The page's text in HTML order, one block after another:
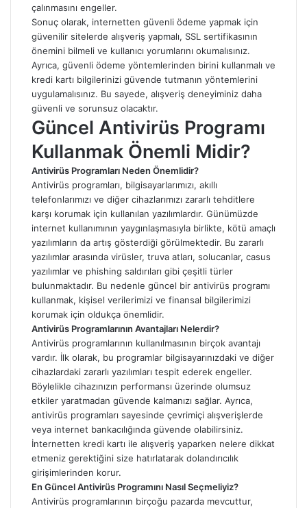
çalınmasını engeller.
Sonuç olarak, internetten güvenli ödeme yapmak için
güvenilir sitelerde alışveriş yapmalı, SSL sertifikasının
önemini bilmeli ve kullanıcı yorumlarını okumalısınız.
Ayrıca, güvenli ödeme yöntemlerinden birini kullanmalı ve
kredi kartı bilgilerinizi güvende tutmanın yöntemlerini
uygulamalısınız. Bu sayede, alışveriş deneyiminiz daha
güvenli ve sorunsuz olacaktır.
Güncel Antivirüs Programı
Kullanmak Önemli Midir?
Antivirüs Programları Neden Önemlidir?
Antivirüs programları, bilgisayarlarımızı, akıllı
telefonlarımızı ve diğer cihazlarımızı zararlı tehditlere
karşı korumak için kullanılan yazılımlardır. Günümüzde
internet kullanımının yaygınlaşmasıyla birlikte, kötü amaçlı
yazılımların da artış gösterdiği görülmektedir. Bu zararlı
yazılımlar arasında virüsler, truva atları, solucanlar, casus
yazılımlar ve phishing saldırıları gibi çeşitli türler
bulunmaktadır. Bu nedenle güncel bir antivirüs programı
kullanmak, kişisel verilerimizi ve finansal bilgilerimizi
korumak için oldukça önemlidir.
Antivirüs Programlarının Avantajları Nelerdir?
Antivirüs programlarının kullanılmasının birçok avantajı
vardır. İlk olarak, bu programlar bilgisayarınızdaki ve diğer
cihazlardaki zararlı yazılımları tespit ederek engeller.
Böylelikle cihazınızın performansı üzerinde olumsuz
etkiler yaratmadan güvende kalmanızı sağlar. Ayrıca,
antivirüs programları sayesinde çevrimiçi alışverişlerde
veya internet bankacılığında güvende olabilirsiniz.
İnternetten kredi kartı ile alışveriş yaparken nelere dikkat
etmeniz gerektiğini size hatırlatarak dolandırıcılık
girişimlerinden korur.
En Güncel Antivirüs Programını Nasıl Seçmeliyiz?
Antivirüs programlarının birçoğu pazarda mevcuttur,